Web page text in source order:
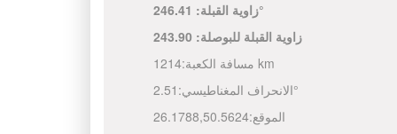
زاوية القبلة:246.41°
زاوية القبلة للبوصلة: 243.90
مسافة الكعبة: 1214 km
الانحراف المغناطيسي:2.51°
الموقع:
26.1788,50.5624